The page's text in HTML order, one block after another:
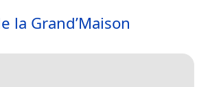
la Grand’Maison